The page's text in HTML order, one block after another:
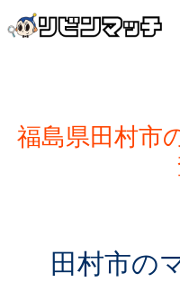
福島県田村市
田村市の